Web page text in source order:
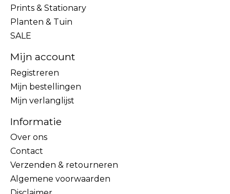
Prints & Stationary
Planten & Tuin
SALE
Mijn account
Registreren
Mijn bestellingen
Mijn verlanglijst
Informatie
Over ons
Contact
Verzenden & retourneren
Algemene voorwaarden